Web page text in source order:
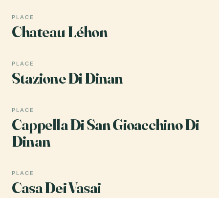
PLACE
Chateau Léhon
PLACE
Stazione Di Dinan
PLACE
Cappella Di San Gioacchino Di
Dinan
PLACE
Casa Dei Vasai